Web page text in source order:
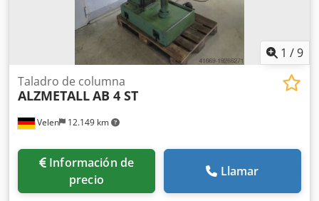
Iluminación - Accionamiento 400 V / 4 kW - Requerimiento
de espacio aprox. Ancho 720 x Alto 2050 x Profundidad
1150 mm - Peso aprox. 500 kilos Chodpowd Ii Uofx Afdsa
1 /9
Velen 12.149 km
Taladro de columna
ALZMETALLAB 4 ST
Información de
precio
Llamar